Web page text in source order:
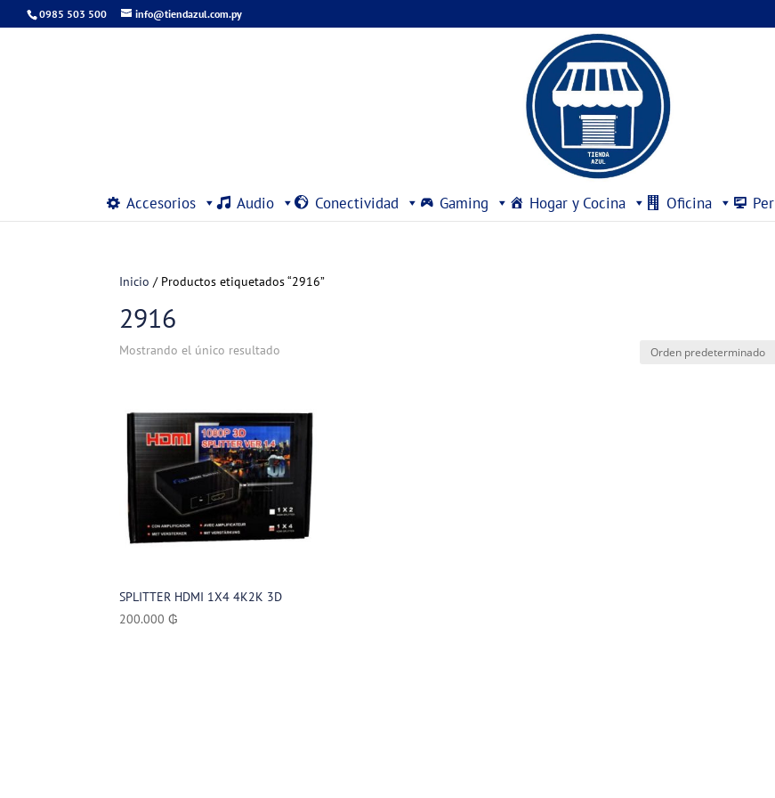
0985 503 500 info@tiendazul.com.py
Accesorios Audio Conectividad Gaming Hogar y Cocina Oficina
Inicio / Productos etiquetados “2916”
2916
Mostrando el único resultado
SPLITTER HDMI 1X4 4K2K 3D
200.000₲